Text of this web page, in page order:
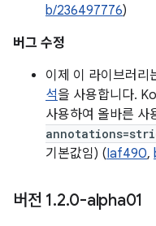
b/236497776)
버그 수정
이제 이 라이브러리
석을 사용합니다.
사용하여 올바른 사
기본값임) (Iaf490,
버전 1.2.0-alpha01